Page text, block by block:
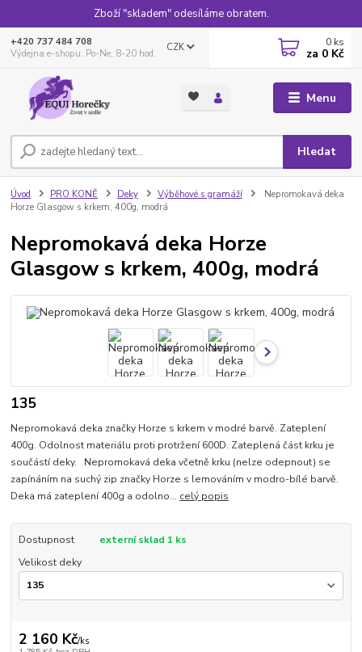
Zboží "skladem" odesíláme obratem.
Menu
CZK
Hledat
+420 737 484 708
Výdejna e-shopu: Po-Ne, 8-20 hod.
0 ks
za 0 Kč
Úvod PRO KONĚ Deky Výběhové s gramáží
Nepromokavá deka
Horze Glasgow s krkem, 400g, modrá
Nepromokavá deka Horze
Glasgow s krkem, 400g, modrá
135
Nepromokavá deka značky Horze s krkem v modré barvě. Zateplení
400g. Odolnost materiálu proti protržení 600D. Zateplená část krku je
součástí deky. Nepromokavá deka včetně krku (nelze odepnout) se
zapínáním na suchý zip značky Horze s lemováním v modro-bílé barvě.
Deka má zateplení 400g a odolno... celý popis
Dostupnost
externí sklad 1 ks
Velikost deky
2 160 Kč/ks